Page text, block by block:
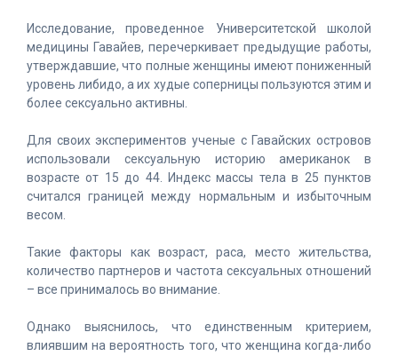
Исследование, проведенное Университетской школой
медицины Гавайев, перечеркивает предыдущие работы,
утверждавшие, что полные женщины имеют пониженный
уровень либидо, а их худые соперницы пользуются этим и
более сексуально активны.
Для своих экспериментов ученые с Гавайских островов
использовали сексуальную историю американок в
возрасте от 15 до 44. Индекс массы тела в 25 пунктов
считался границей между нормальным и избыточным
весом.
Такие факторы как возраст, раса, место жительства,
количество партнеров и частота сексуальных отношений
– все принималось во внимание.
Однако выяснилось, что единственным критерием,
влиявшим на вероятность того, что женщина когда-либо